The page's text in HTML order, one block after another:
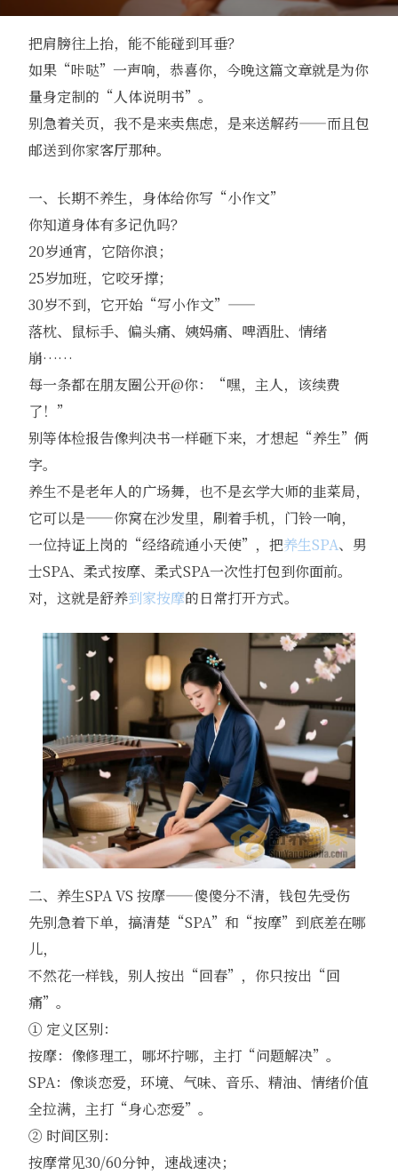
把肩膀往上抬，能不能碰到耳垂？
如果“咔哒”一声响，恭喜你，今晚这篇文章就是为你
量身定制的“人体说明书”。
别急着关页，我不是来卖焦虑，是来送解药——而且包
邮送到你家客厅那种。
一、长期不养生，身体给你写“小作文”
你知道身体有多记仇吗？
20岁通宵，它陪你浪；
25岁加班，它咬牙撑；
30岁不到，它开始“写小作文”——
落枕、鼠标手、偏头痛、姨妈痛、啤酒肚、情绪
崩……
每一条都在朋友圈公开@你：“嘿，主人，该续费
了！”
别等体检报告像判决书一样砸下来，才想起“养生”俩
字。
养生不是老年人的广场舞，也不是玄学大师的韭菜局，
它可以是——你窝在沙发里，刷着手机，门铃一响，
一位持证上岗的“经络疏通小天使”，把养生SPA、男
士SPA、柔式按摩、柔式SPA一次性打包到你面前。
对，这就是舒养到家按摩的日常打开方式。
二、养生SPA VS 按摩——傻傻分不清，钱包先受伤
先别急着下单，搞清楚“SPA”和“按摩”到底差在哪
儿，
不然花一样钱，别人按出“回春”，你只按出“回
痛”。
① 定义区别：
按摩：像修理工，哪坏拧哪，主打“问题解决”。
SPA：像谈恋爱，环境、气味、音乐、精油、情绪价值
全拉满，主打“身心恋爱”。
② 时间区别：
按摩常见30/60分钟，速战速决；